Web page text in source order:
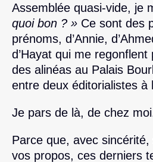
Assemblée quasi-vide, je
quoi bon ? » Ce sont des
prénoms, d’Annie,
d’Hayat qui me
des alinéas au Palais
entre deux éditorialistes à
Je pars de là, de chez
Parce que, avec
vos propos, ces derniers